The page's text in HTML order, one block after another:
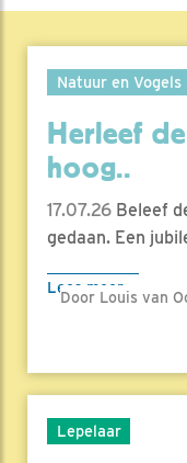
Natuur en Vogels
Herleef
hoog..
17.07.26 Beleef
gedaan. Een
Lees meer
Door Louis van
Lepelaar